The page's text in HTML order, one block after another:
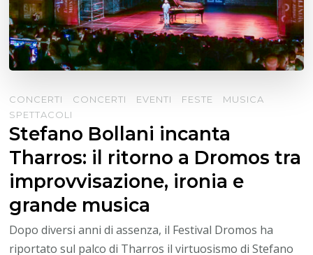
CONCERTI CONCERTI EVENTI FESTE
MUSICA
SPETTACOLI
Stefano Bollani incanta
Tharros: il ritorno a Dromos tra
improvvisazione, ironia e
grande musica
Dopo diversi anni di assenza, il Festival Dromos ha
riportato sul palco di Tharros il virtuosismo di Stefano